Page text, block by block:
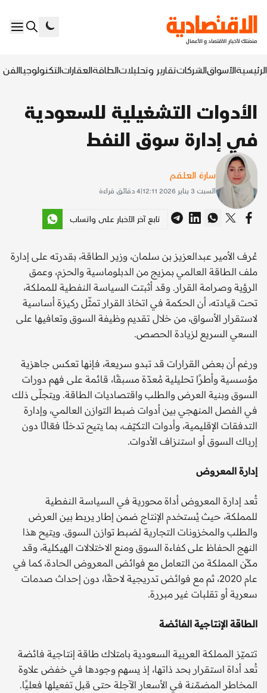
الرئيسيةالأسواقالشركاتتقارير وتحليلاتالطاقةالعقاراتالتكنولوجياالفن
الأدوات التشغيلية للسعودية
في إدارة سوق النفط
سارة العلقم
السبت 3 يناير 2026 12:11 |
4 دقائق قراءة
تابع آخر الأخبار على واتساب
عُرف الأمير عبدالعزيز بن سلمان، وزير الطاقة، بقدرته على إدارة
ملف الطاقة العالمي بمزيج من الدبلوماسية والحزم، وعمق
الرؤية وصرامة القرار. وقد أثبتت السياسة النفطية للمملكة،
تحت قيادته، أن الحكمة في اتخاذ القرار تمثّل ركيزة أساسية
لاستقرار الأسواق، من خلال تقديم وظيفة السوق وتعافيها على
السعي السريع لزيادة الحصص.
ورغم أن بعض القرارات قد تبدو سريعة، فإنها تعكس جاهزية
مؤسسية وأطرًا تحليلية مُعدّة مسبقًا، قائمة على فهم دورات
السوق وبنية العرض والطلب واقتصاديات الطاقة. ويتجلّى ذلك
في الفصل المنهجي بين أدوات ضبط التوازن العالمي، وإدارة
التدفقات الإقليمية، وأدوات التكيّف، بما يتيح تدخلًا فعّالًا دون
إرباك السوق أو استنزاف الأدوات.
إدارة المعروض
تُعد إدارة المعروض أداة محورية في السياسة النفطية
للمملكة، حيث يُستخدم الإنتاج ضمن إطار يربط بين العرض
والطلب والمخزونات التجارية لضبط توازن السوق. ويتيح هذا
النهج الحفاظ على كفاءة السوق ومنع الاختلالات الهيكلية، وقد
مكّن المملكة من التعامل مع فوائض المعروض الحادة، كما في
عام 2020، ثم مع فوائض تدريجية لاحقًا، دون إحداث صدمات
سعرية أو تقلبات غير مبررة.
الطاقة الإنتاجية الفائضة
تتميّز المملكة العربية السعودية بامتلاك طاقة إنتاجية فائضة
تُعد أداة استقرار بحد ذاتها، إذ يسهم وجودها في خفض علاوة
المخاطر المضمّنة في الأسعار الآجلة حتى قبل تفعيلها فعليًا.